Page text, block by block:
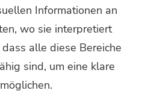
Informationen an
wo sie interpretiert
alle diese Bereiche
sind, um eine klare